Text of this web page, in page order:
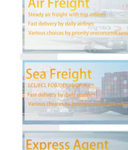
Über uns
Fabrik Tour
Qualitätskontrolle
Kontakt
Plaudern Sie Jetzt
Internationale Fracht Vorwärts